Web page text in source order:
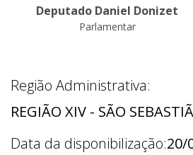
Deputado Daniel Donizet
Parlamentar
Região Administrativa:
REGIÃO XIV - SÃO
Data da disponibilização:20/